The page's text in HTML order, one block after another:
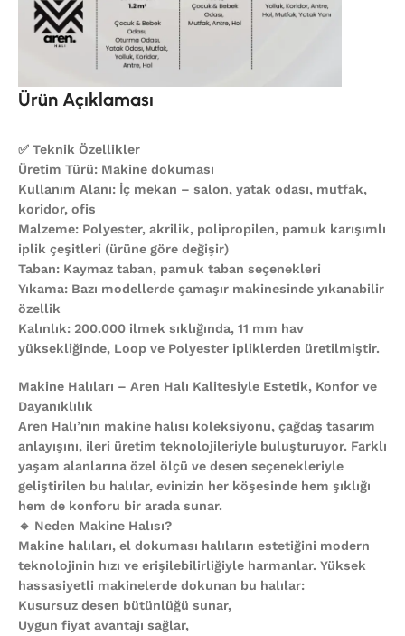
Ürün Açıklaması
✅ Teknik Özellikler
Üretim Türü: Makine dokuması
Kullanım Alanı: İç mekan – salon, yatak odası, mutfak,
koridor, ofis
Malzeme: Polyester, akrilik, polipropilen, pamuk karışımlı
iplik çeşitleri (ürüne göre değişir)
Taban: Kaymaz taban, pamuk taban seçenekleri
Yıkama: Bazı modellerde çamaşır makinesinde yıkanabilir
özellik
Kalınlık: 200.000 ilmek sıklığında, 11 mm hav
yüksekliğinde, Loop ve Polyester ipliklerden üretilmiştir.
Makine Halıları – Aren Halı Kalitesiyle Estetik, Konfor ve
Dayanıklılık
Aren Halı’nın makine halısı koleksiyonu, çağdaş tasarım
anlayışını, ileri üretim teknolojileriyle buluşturuyor. Farklı
yaşam alanlarına özel ölçü ve desen seçenekleriyle
geliştirilen bu halılar, evinizin her köşesinde hem şıklığı
hem de konforu bir arada sunar.
🔹 Neden Makine Halısı?
Makine halıları, el dokuması halıların estetiğini modern
teknolojinin hızı ve erişilebilirliğiyle harmanlar. Yüksek
hassasiyetli makinelerde dokunan bu halılar:
Kusursuz desen bütünlüğü sunar,
Uygun fiyat avantajı sağlar,